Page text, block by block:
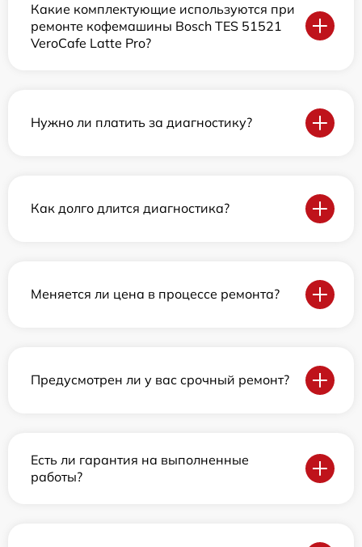
Какие комплектующие используются при
ремонте кофемашины Bosch TES 51521
VeroCafe Latte Pro?
Нужно ли платить за диагностику?
Как долго длится диагностика?
Меняется ли цена в процессе ремонта?
Предусмотрен ли у вас срочный ремонт?
Есть ли гарантия на выполненные
работы?